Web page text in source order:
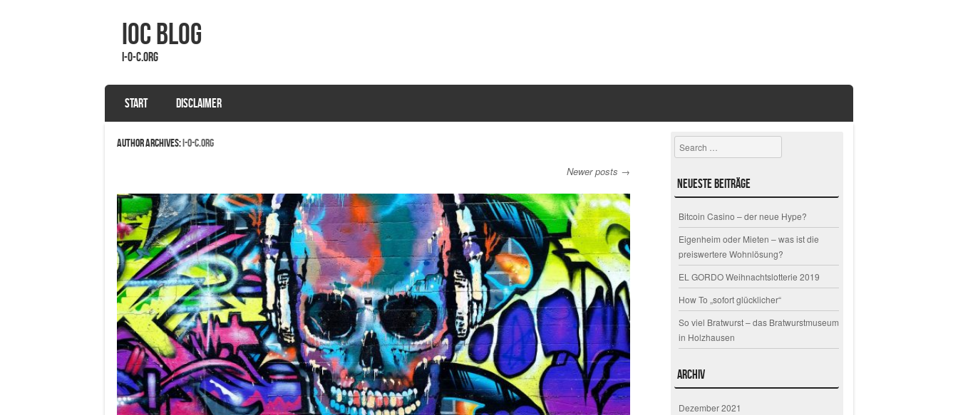
IOC Blog
i-o-c.org
Menu
SKIP TO CONTENT
START DISCLAIMER
Author Archives:i-o-c.org
Post navigation
Newer posts →
Search
Neueste Beiträge
Bitcoin Casino – der neue Hype?
Eigenheim oder Mieten – was ist die
preiswertere Wohnlösung?
EL GORDO Weihnachtslotterie 2019
How To „sofort glücklicher“
So viel Bratwurst – das Bratwurstmuseum
in Holzhausen
Archiv
Dezember 2021